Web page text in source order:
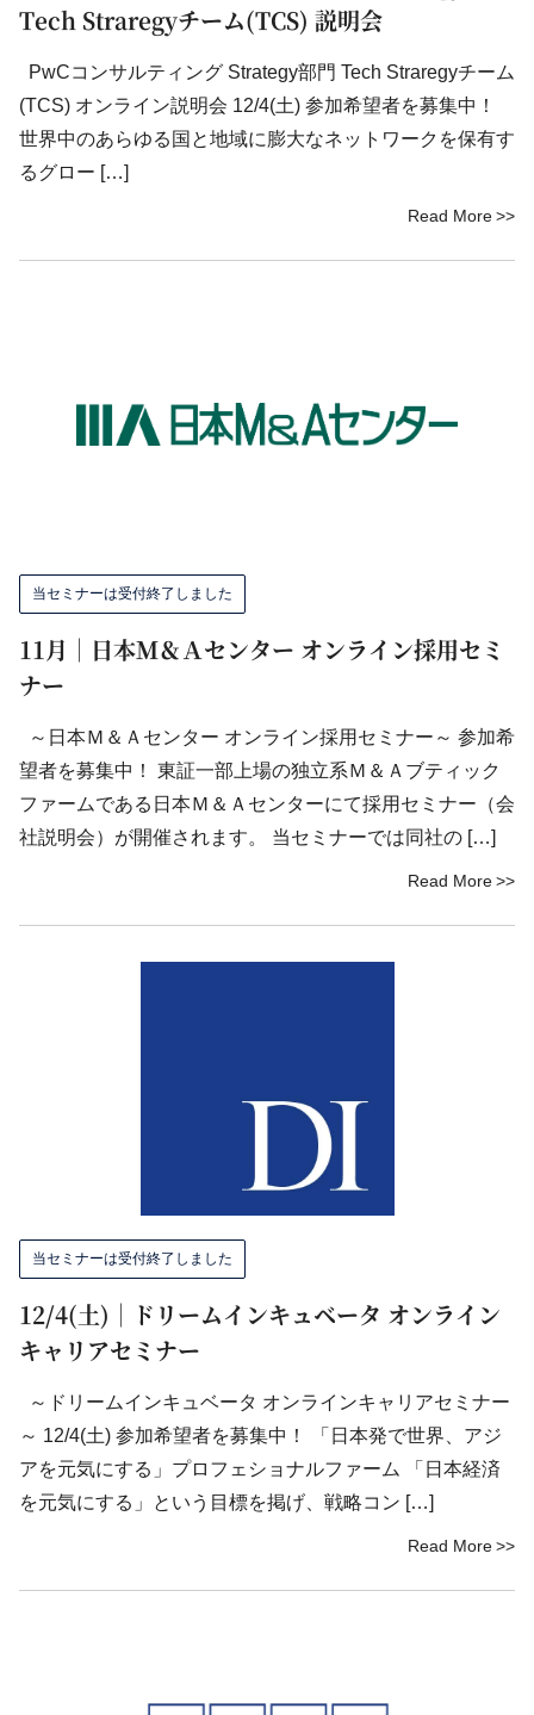
Tech Straregyチーム(TCS) 説明会
PwCコンサルティング Strategy部門 Tech Straregyチーム
(TCS) オンライン説明会 12/4(土) 参加希望者を募集中！
世界中のあらゆる国と地域に膨大なネットワークを保有す
るグロー […]
Read More
当セミナーは受付終了しました
11月｜日本Ｍ＆Ａセンター オンライン採用セミ
ナー
～日本Ｍ＆Ａセンター オンライン採用セミナー～ 参加希
望者を募集中！ 東証一部上場の独立系Ｍ＆Ａブティック
ファームである日本Ｍ＆Ａセンターにて採用セミナー（会
社説明会）が開催されます。 当セミナーでは同社の […]
Read More
当セミナーは受付終了しました
12/4(土)｜ドリームインキュベータ オンライン
キャリアセミナー
～ドリームインキュベータ オンラインキャリアセミナー
～ 12/4(土) 参加希望者を募集中！ 「日本発で世界、アジ
アを元気にする」プロフェショナルファーム 「日本経済
を元気にする」という目標を掲げ、戦略コン […]
Read More